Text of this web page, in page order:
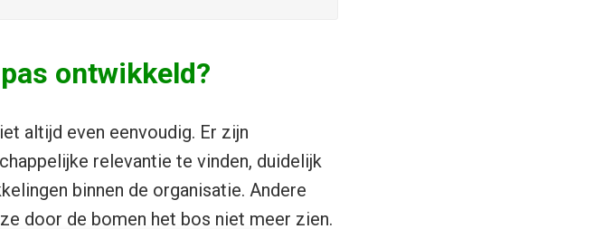
ontwikkeld?
altijd even eenvoudig. Er zijn
relevantie te vinden, duidelijk
binnen de organisatie. Andere
door de bomen het bos niet meer zien.